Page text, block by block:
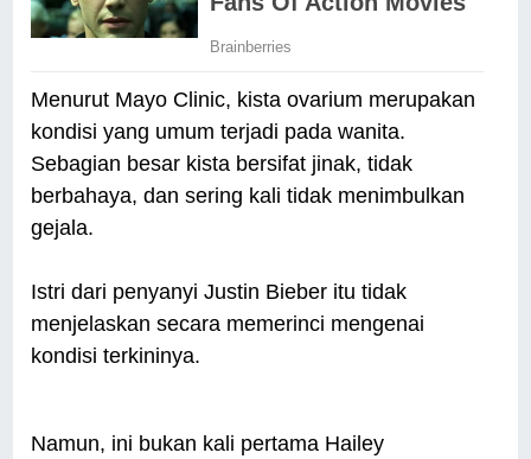
Menurut Mayo Clinic, kista ovarium merupakan
kondisi yang umum terjadi pada wanita.
Sebagian besar kista bersifat jinak, tidak
berbahaya, dan sering kali tidak menimbulkan
gejala.
Istri dari penyanyi Justin Bieber itu tidak
menjelaskan secara memerinci mengenai
kondisi terkininya.
Namun, ini bukan kali pertama Hailey